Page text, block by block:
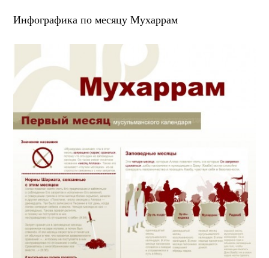
Инфографика по месяцу Мухаррам